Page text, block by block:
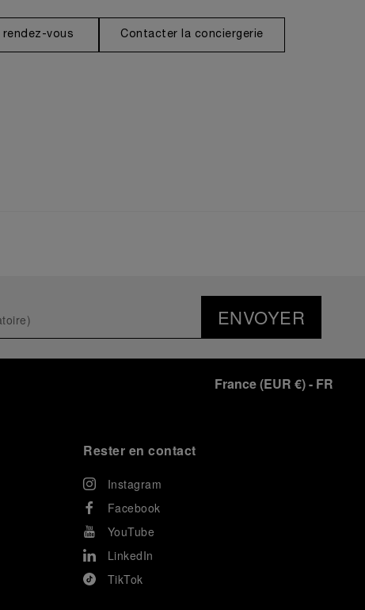
rendez-vous Contacter la conciergerie
ENVOYER
France(EUR €)- FR
Rester en contact
Instagram
Facebook
YouTube
LinkedIn
TikTok